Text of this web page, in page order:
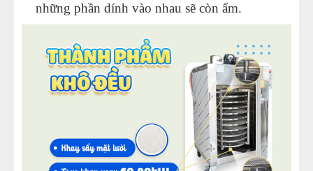
những phần dính vào nhau sẽ còn ẩm.